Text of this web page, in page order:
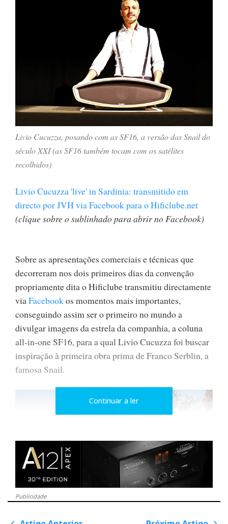
Livio Cucuzza, posando com as SF16, a versão das Snail do
século XXI (as SF16 também tocam com os satélites
recolhidos)
Livio Cucuzza 'live' in Sardinia: transmitido em
directo por JVH via Facebook para o Hificlube.net
(clique sobre o sublinhado para abrir no Facebook)
Sobre as apresentações comerciais e técnicas que
decorreram nos dois primeiros dias da convenção
propriamente dita o Hificlube transmitiu directamente
viaFacebookos momentos mais importantes,
conseguindo assim ser o primeiro no mundo a
divulgar imagens da estrela da companhia, a coluna
all-in-one SF16, para a qual Livio Cucuzza foi buscar
inspiração à primeira obra prima de Franco Serblin, a
famosa Snail.
Continuar a ler
Publicidade